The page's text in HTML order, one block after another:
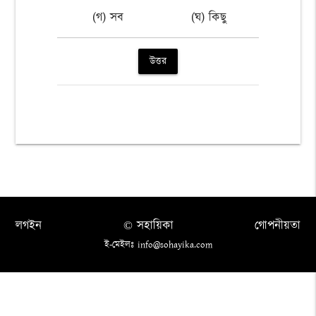
(গ) সব (ঘ) কিছু
উত্তর
লগইন গোপনীয়তা
© সহায়িকা
ই-মেইলঃ info@sohayika.com